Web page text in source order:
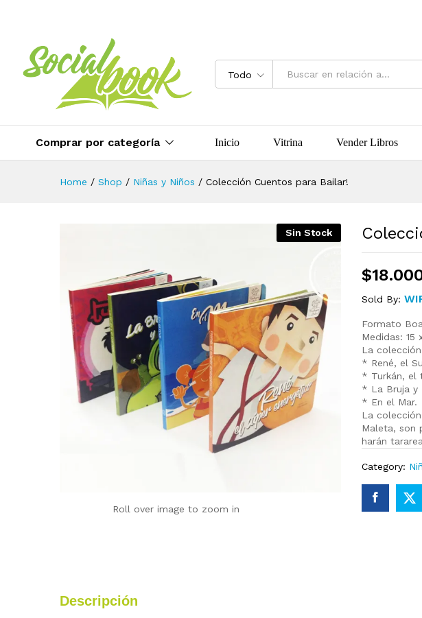
Todo
Comprar por categoría Inicio Vitrina Vender Libros
Home / Shop / Niñas y Niños / Colección Cuentos para Bailar!
Sin Stock
Roll over image to zoom in
$
Sold By:
Formato
Medidas: 15
La
* René, el
* Turkán, el
* La Bruja y
* En el Mar.
La
Maleta, son
harán
Category:
Descripción